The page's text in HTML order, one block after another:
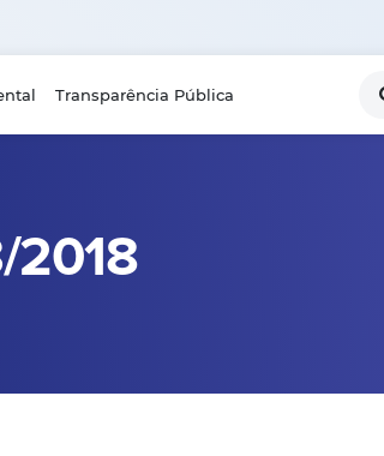
Transparência Pública